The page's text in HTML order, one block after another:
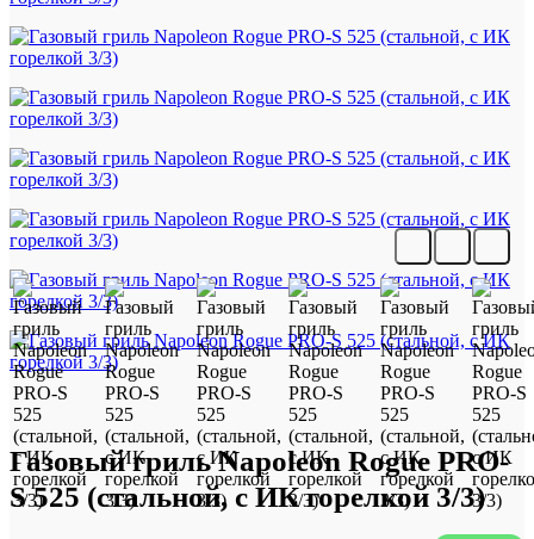
Газовый гриль Napoleon Rogue PRO-
S 525 (стальной, с ИК горелкой 3/3)